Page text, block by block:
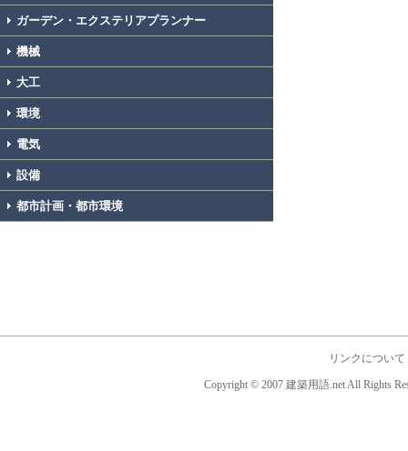
ガーデン・エクステリアプランナー
機械
大工
環境
電気
設備
都市計画・都市環境
リンクについて
Copyright © 2007 建築用語.net All Rights